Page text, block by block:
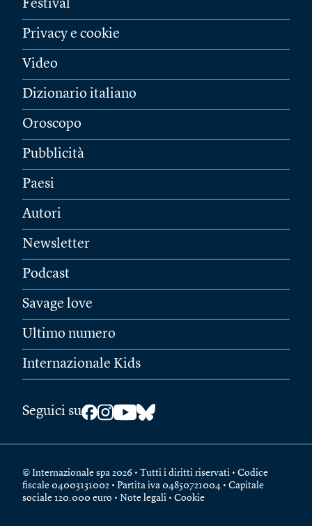
Festival
Privacy e cookie
Video
Dizionario italiano
Oroscopo
Pubblicità
Paesi
Autori
Newsletter
Podcast
Savage love
Ultimo numero
Internazionale Kids
Seguici su
© Internazionale spa 2026 • Tutti i diritti riservati • Codice
fiscale 04003131002 • Partita iva 04850721004 • Capitale
sociale 120.000 euro • Note legali • Cookie